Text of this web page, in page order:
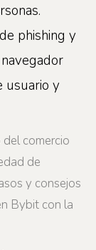
phishing y
usuario y
comercio
de
y consejos
Bybit con la